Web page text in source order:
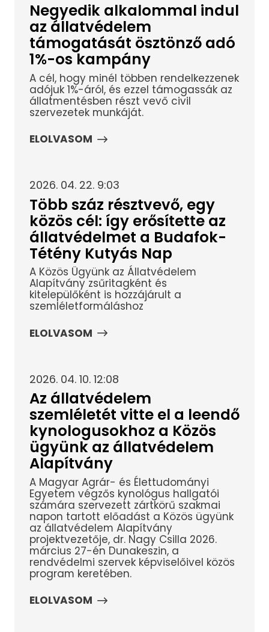
Negyedik alkalommal indul
az állatvédelem
támogatását ösztönző adó
1%-os kampány
A cél, hogy minél többen rendelkezzenek
adójuk 1%-áról, és ezzel támogassák az
állatmentésben részt vevő civil
szervezetek munkáját.
ELOLVASOM
2026. 04. 22. 9:03
Több száz résztvevő, egy
közös cél: így erősítette az
állatvédelmet a Budafok-
Tétény Kutyás Nap
A Közös Ügyünk az Állatvédelem
Alapítvány zsűritagként és
kitelepülőként is hozzájárult a
szemléletformáláshoz
ELOLVASOM
2026. 04. 10. 12:08
Az állatvédelem
szemléletét vitte el a leendő
kynologusokhoz a Közös
ügyünk az állatvédelem
Alapítvány
A Magyar Agrár- és Élettudományi
Egyetem végzős kynológus hallgatói
számára szervezett zártkörű szakmai
napon tartott előadást a Közös ügyünk
az állatvédelem Alapítvány
projektvezetője, dr. Nagy Csilla 2026.
március 27-én Dunakeszin, a
rendvédelmi szervek képviselőivel közös
program keretében.
ELOLVASOM